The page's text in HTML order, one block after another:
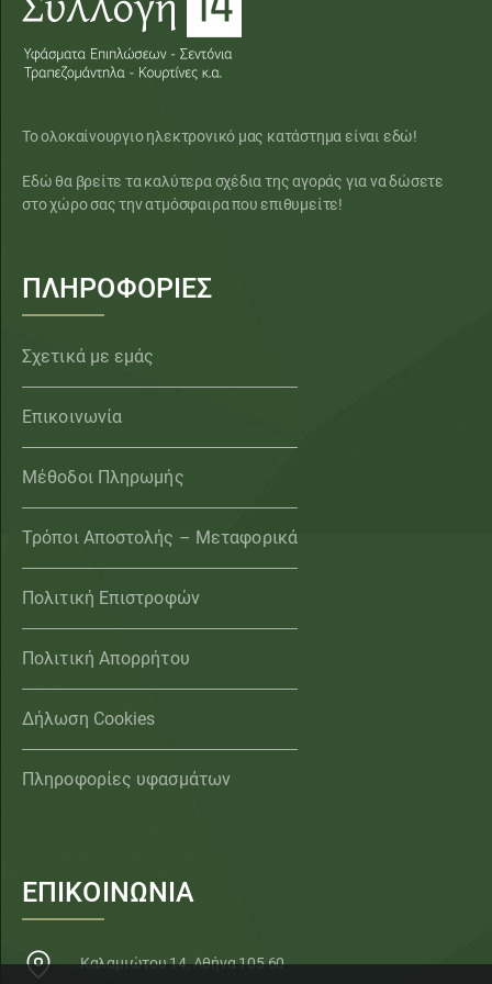
Το ολοκαίνουργιο ηλεκτρονικό μας κατάστημα είναι εδώ!
Εδώ θα βρείτε τα καλύτερα σχέδια της αγοράς για να δώσετε
στο χώρο σας την ατμόσφαιρα που επιθυμείτε!
ΠΛΗΡΟΦΟΡΙΕΣ
Σχετικά με εμάς
Επικοινωνία
Μέθοδοι Πληρωμής
Τρόποι Αποστολής – Μεταφορικά
Πολιτική Επιστροφών
Πολιτική Απορρήτου
Δήλωση Cookies
Πληροφορίες υφασμάτων
ΕΠΙΚΟΙΝΩΝΙΑ
Καλαμιώτου 14, Αθήνα 105 60